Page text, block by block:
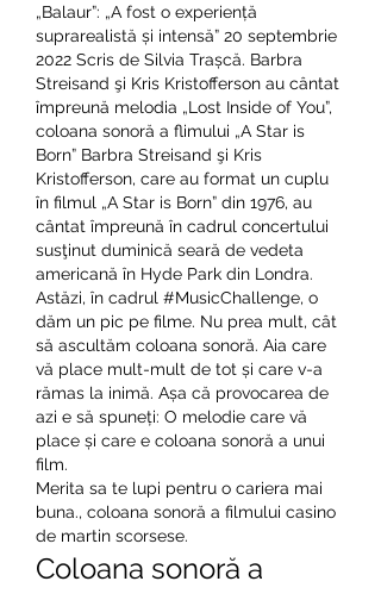
„Balaur”: „A fost o experiență
suprarealistă și intensă” 20 septembrie
2022 Scris de Silvia Trașcă. Barbra
Streisand şi Kris Kristofferson au cântat
împreună melodia „Lost Inside of You”,
coloana sonoră a flimului „A Star is
Born” Barbra Streisand şi Kris
Kristofferson, care au format un cuplu
în filmul „A Star is Born” din 1976, au
cântat împreună în cadrul concertului
susţinut duminică seară de vedeta
americană în Hyde Park din Londra.
Astăzi, în cadrul #MusicChallenge, o
dăm un pic pe filme. Nu prea mult, cât
să ascultăm coloana sonoră. Aia care
vă place mult-mult de tot și care v-a
rămas la inimă. Așa că provocarea de
azi e să spuneți: O melodie care vă
place și care e coloana sonoră a unui
film.
Merita sa te lupi pentru o cariera mai
buna., coloana sonoră a filmului casino
de martin scorsese.
Coloana sonoră a